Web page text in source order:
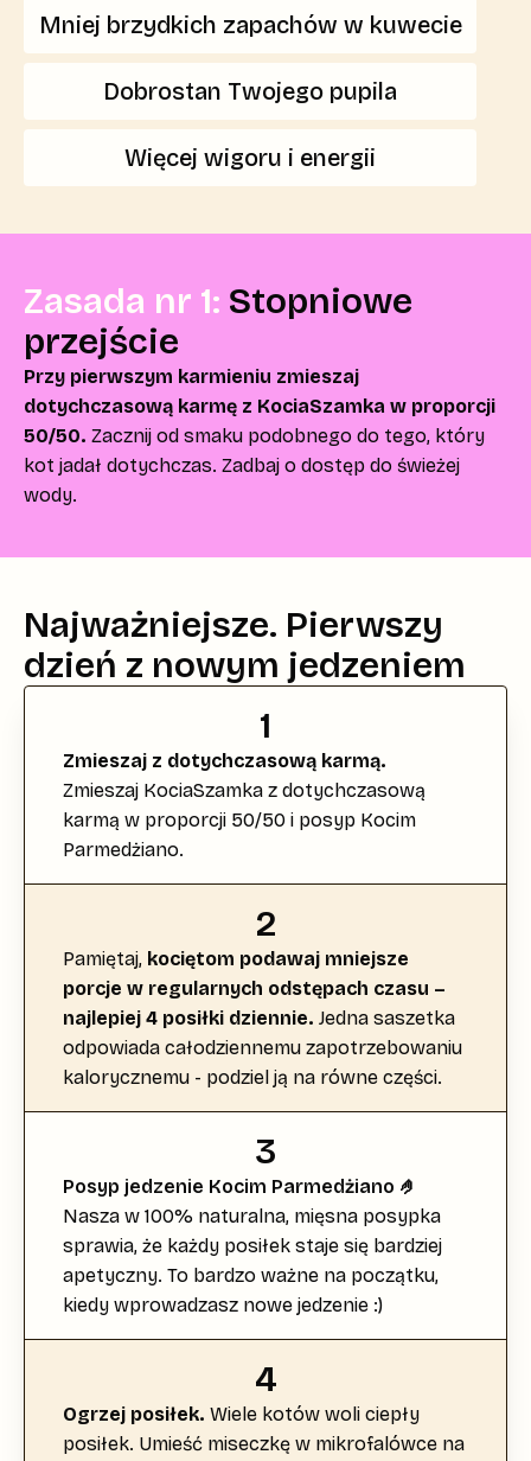
Mniej brzydkich zapachów w kuwecie
Dobrostan Twojego pupila
Więcej wigoru i energii
Zasada nr 1: Stopniowe
przejście
Przy pierwszym karmieniu zmieszaj
dotychczasową karmę z KociaSzamka w proporcji
50/50. Zacznij od smaku podobnego do tego, który
kot jadał dotychczas. Zadbaj o dostęp do świeżej
wody.
Najważniejsze. Pierwszy
dzień z nowym jedzeniem
1
Zmieszaj z dotychczasową karmą.
Zmieszaj KociaSzamka z dotychczasową
karmą w proporcji 50/50 i posyp Kocim
Parmedżiano.
2
Pamiętaj, kociętom podawaj mniejsze
porcje w regularnych odstępach czasu –
najlepiej 4 posiłki dziennie. Jedna saszetka
odpowiada całodziennemu zapotrzebowaniu
kalorycznemu - podziel ją na równe części.
3
Posyp jedzenie Kocim Parmedżiano 🤌
Nasza w 100% naturalna, mięsna posypka
sprawia, że każdy posiłek staje się bardziej
apetyczny. To bardzo ważne na początku,
kiedy wprowadzasz nowe jedzenie :)
4
Ogrzej posiłek. Wiele kotów woli ciepły
posiłek. Umieść miseczkę w mikrofalówce na